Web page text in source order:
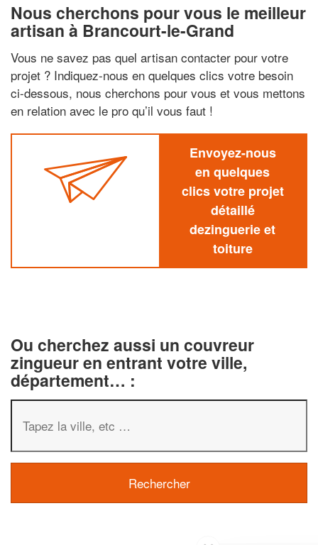
Nous cherchons pour vous le meilleur
artisan à Brancourt-le-Grand
Vous ne savez pas quel artisan contacter pour votre
projet ? Indiquez-nous en quelques clics votre besoin
ci-dessous, nous cherchons pour vous et vous mettons
en relation avec le pro qu’il vous faut !
Envoyez-nous
en quelques
clics votre projet
détaillé
dezinguerie et
toiture
Ou cherchez aussi un couvreur
zingueur en entrant votre ville,
département… :